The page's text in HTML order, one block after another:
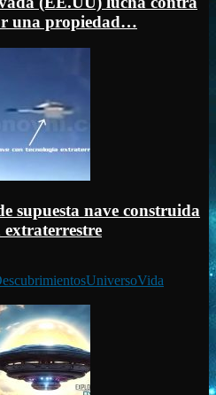
una propiedad…
supuesta nave construida
extraterrestre
UniversoVida